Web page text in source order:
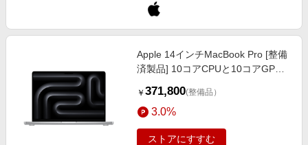
Apple 14インチMacBook Pro [整備
済製品] 10コアCPUと10コアGPU
Nano-textureディスプレイ - シルバ
ー
￥ 371,800(整備品）
3.0%
ストアにすすむ